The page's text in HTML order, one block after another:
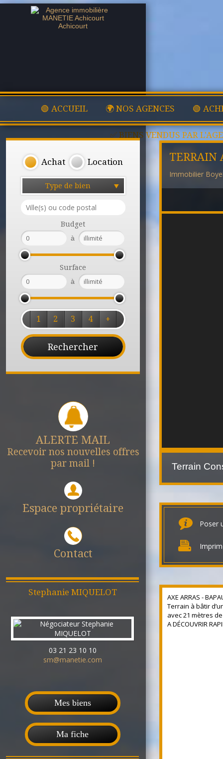
🟢 ACCUEIL 🌍 NOS AGENCES 🟢
✅ BIENS VENDUS PAR
Achat Location
Type de bien
Budget
à
Surface
à
1 2 3 4 +
ALERTE MAIL
Recevoir nos nouvelles offres
par mail !
Espace propriétaire
Contact
Stephanie MIQUELOT
03 21 23 10 10
sm@manetie.com
Mes biens
Ma fiche
TERRAIN
Immobilier
Poser
AXE ARRAS -
Terrain à bâtir
avec 21 mètres
A DÉCOUVRIR